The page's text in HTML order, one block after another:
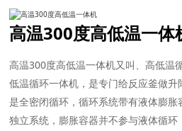
高温300度高低温一体
高温300度高低温一体机又叫、高低温
低温循环一体机，是专门给反应釜做
是全密闭循环，循环系统带有液体膨
独立系统，膨胀容器并不参与液体循